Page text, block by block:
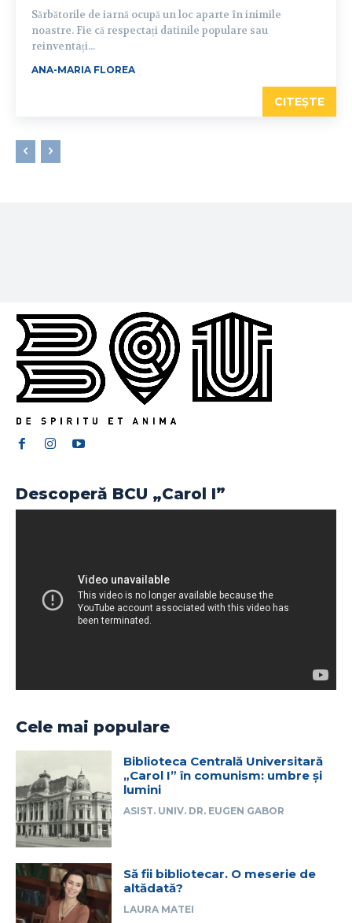
Sărbătorile de iarnă ocupă un loc aparte în inimile
noastre. Fie că respectați datinile populare sau
reinventați...
ANA-MARIA FLOREA
CITEȘTE
Descoperă BCU „Carol I”
Cele mai populare
Biblioteca Centrală Universitară
„Carol I” în comunism: umbre și
lumini
ASIST. UNIV. DR. EUGEN GABOR
Să fii bibliotecar. O meserie de
altădată?
LAURA MATEI